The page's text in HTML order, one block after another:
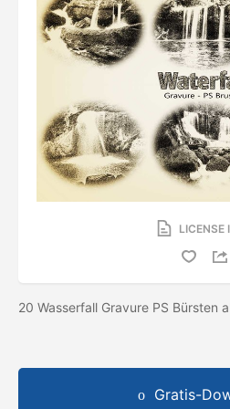
LICENSE
20 Wasserfall Gravure PS Bürsten
Gratis-